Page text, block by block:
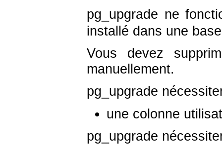
pg_upgrade ne
installé dans une
Vous devez
manuellement.
pg_upgrade
une colonne
pg_upgrade